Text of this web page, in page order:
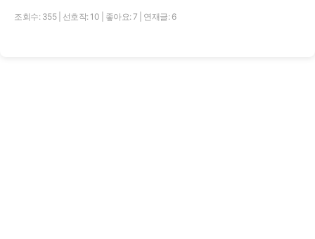
조회수: 355 선호작: 10 좋아요: 7 연재글: 6